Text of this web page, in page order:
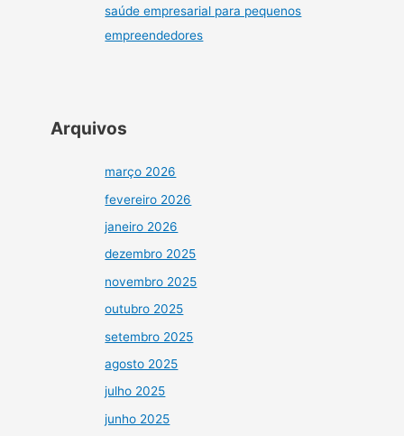
saúde empresarial para pequenos
empreendedores
Arquivos
março 2026
fevereiro 2026
janeiro 2026
dezembro 2025
novembro 2025
outubro 2025
setembro 2025
agosto 2025
julho 2025
junho 2025